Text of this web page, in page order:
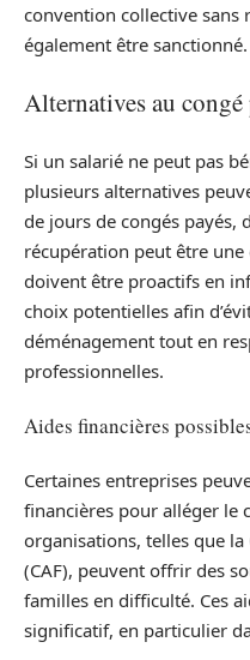
convention collective sans
également être sanctionné.
Alternatives au
Si un salarié ne peut pas
plusieurs alternatives
de jours de congés payés,
récupération peut être
doivent être proactifs en
choix potentielles afin
déménagement tout en
professionnelles.
Aides financières
Certaines entreprises
financières pour alléger le
organisations, telles que la
(CAF), peuvent offrir des
familles en difficulté. Ces
significatif, en particulier